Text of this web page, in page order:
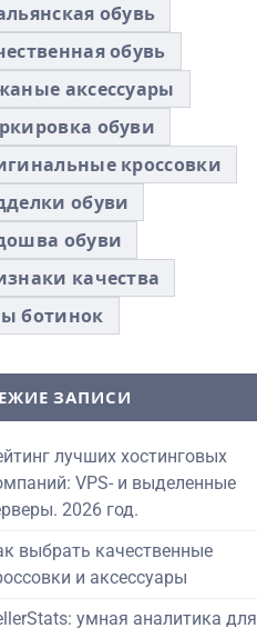
обувь
обувь
аксессуары
обуви
кроссовки
обуви
обуви
качества
ботинок
ЗАПИСИ
лучших хостинговых
VPS- и выделенные
2026 год.
выбрать качественные
и аксессуары
умная аналитика для